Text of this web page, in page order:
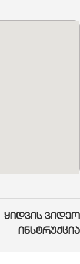
ყიდვის ვიდეო
ინსტრუქცია